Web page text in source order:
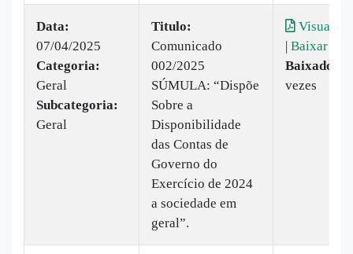
Data:
07/04/2025
Categoria:
Geral
Subcategoria:
Geral
Titulo:
Comunicado
002/2025
SÚMULA: “Dispõe
Sobre a
Disponibilidade
das Contas de
Governo do
Exercício de 2024
a sociedade em
geral”.
| Baixar
Baixado:
vezes